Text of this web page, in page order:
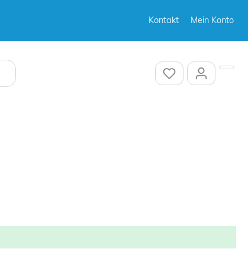
Kontakt Mein Konto